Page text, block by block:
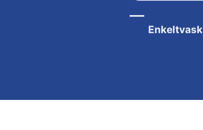
Enkeltvask